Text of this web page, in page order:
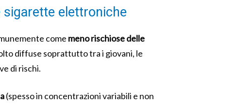
sigarette elettroniche
come meno rischiose delle
diffuse soprattutto tra i giovani, le
di rischi.
(spesso in concentrazioni variabili e non